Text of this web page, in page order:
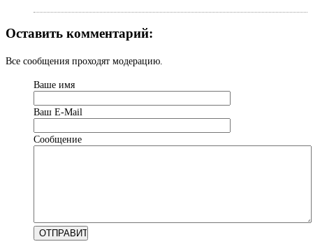
Оставить комментарий:
Все сообщения проходят модерацию.
Ваше имя
Ваш Е-Mail
Сообщение